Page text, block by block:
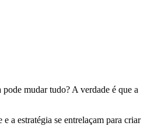
mudar tudo? A verdade é que a
a estratégia se entrelaçam para criar